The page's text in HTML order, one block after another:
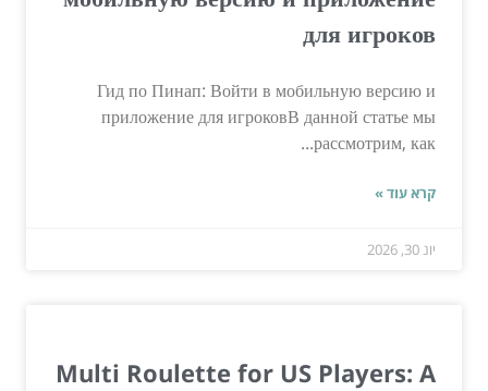
для игроков
Гид по Пинап: Войти в мобильную версию и
приложение для игроковВ данной статье мы
рассмотрим, как...
קרא עוד »
יונ 30, 2026
Multi Roulette for US Players: A